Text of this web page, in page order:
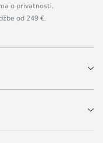
o privatnosti.
od 249 €.